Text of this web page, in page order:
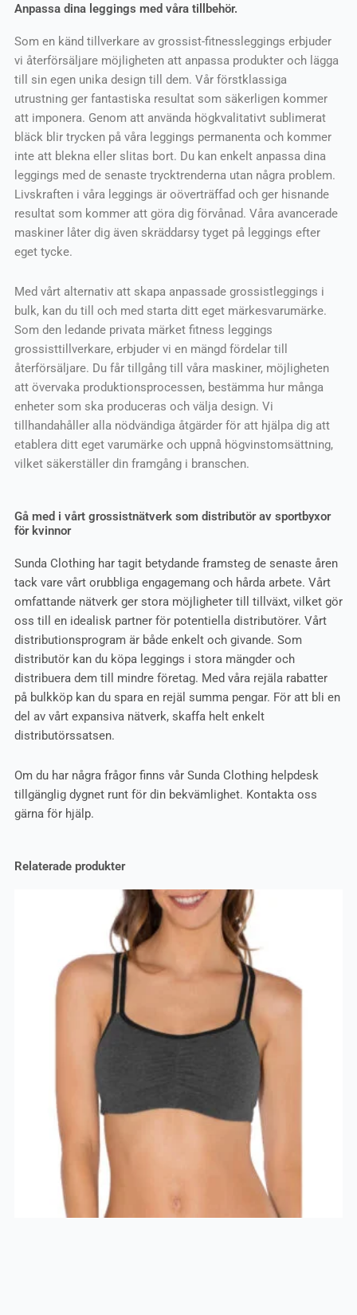
Anpassa dina leggings med våra tillbehör.
Som en känd tillverkare av grossist-fitnessleggings erbjuder
vi återförsäljare möjligheten att anpassa produkter och lägga
till sin egen unika design till dem. Vår förstklassiga
utrustning ger fantastiska resultat som säkerligen kommer
att imponera. Genom att använda högkvalitativt sublimerat
bläck blir trycken på våra leggings permanenta och kommer
inte att blekna eller slitas bort. Du kan enkelt anpassa dina
leggings med de senaste trycktrenderna utan några problem.
Livskraften i våra leggings är oöverträffad och ger hisnande
resultat som kommer att göra dig förvånad. Våra avancerade
maskiner låter dig även skräddarsy tyget på leggings efter
eget tycke.
Med vårt alternativ att skapa anpassade grossistleggings i
bulk, kan du till och med starta ditt eget märkesvarumärke.
Som den ledande privata märket fitness leggings
grossisttillverkare, erbjuder vi en mängd fördelar till
återförsäljare. Du får tillgång till våra maskiner, möjligheten
att övervaka produktionsprocessen, bestämma hur många
enheter som ska produceras och välja design. Vi
tillhandahåller alla nödvändiga åtgärder för att hjälpa dig att
etablera ditt eget varumärke och uppnå högvinstomsättning,
vilket säkerställer din framgång i branschen.
Gå med i vårt grossistnätverk som distributör av sportbyxor
för kvinnor
Sunda Clothing har tagit betydande framsteg de senaste åren
tack vare vårt orubbliga engagemang och hårda arbete. Vårt
omfattande nätverk ger stora möjligheter till tillväxt, vilket gör
oss till en idealisk partner för potentiella distributörer. Vårt
distributionsprogram är både enkelt och givande. Som
distributör kan du köpa leggings i stora mängder och
distribuera dem till mindre företag. Med våra rejäla rabatter
på bulkköp kan du spara en rejäl summa pengar. För att bli en
del av vårt expansiva nätverk, skaffa helt enkelt
distributörssatsen.
Om du har några frågor finns vår Sunda Clothing helpdesk
tillgänglig dygnet runt för din bekvämlighet. Kontakta oss
gärna för hjälp.
Relaterade produkter